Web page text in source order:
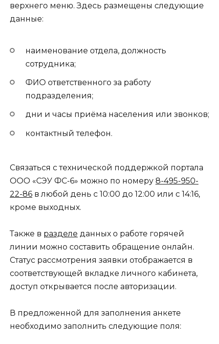
верхнего меню. Здесь размещены следующие
данные:
наименование отдела, должность
сотрудника;
ФИО ответственного за работу
подразделения;
дни и часы приёма населения или звонков;
контактный телефон.
Связаться с технической поддержкой портала
ООО «СЭУ ФС-6» можно по номеру 8-495-950-
22-86 в любой день с 10:00 до 12:00 или с 14:16,
кроме выходных.
Также в разделе данных о работе горячей
линии можно составить обращение онлайн.
Статус рассмотрения заявки отображается в
соответствующей вкладке личного кабинета,
доступ открывается после авторизации.
В предложенной для заполнения анкете
необходимо заполнить следующие поля: